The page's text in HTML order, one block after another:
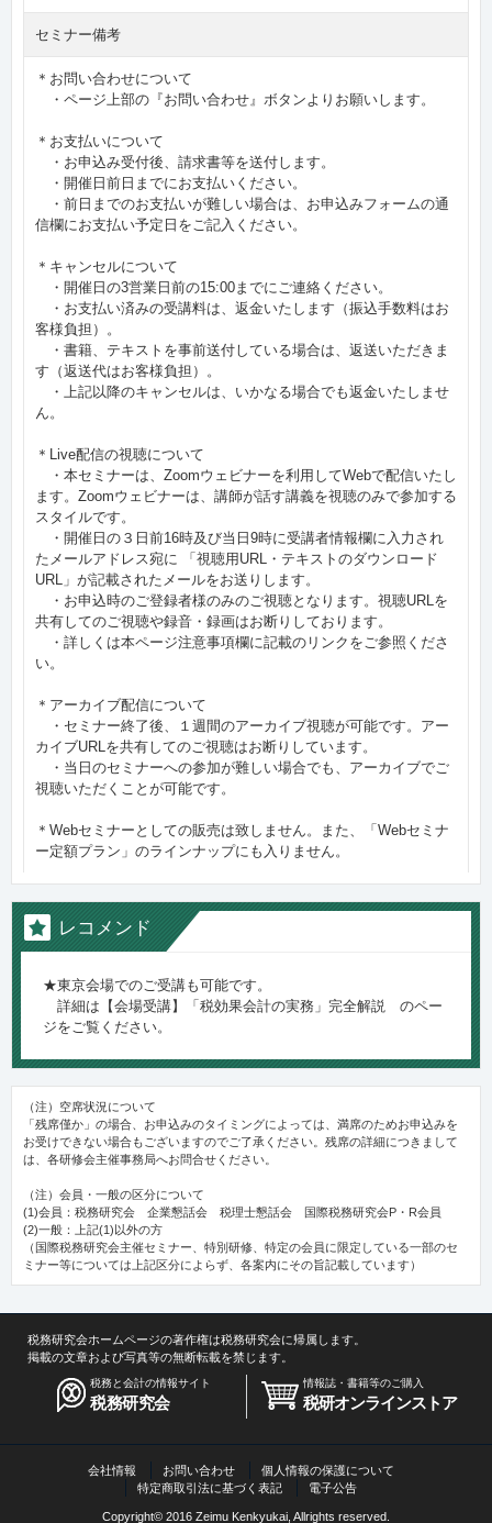
セミナー備考
＊お問い合わせについて
・ページ上部の『お問い合わせ』ボタンよりお願いします。
＊お支払いについて
・お申込み受付後、請求書等を送付します。
・開催日前日までにお支払いください。
・前日までのお支払いが難しい場合は、お申込みフォームの通
信欄にお支払い予定日をご記入ください。
＊キャンセルについて
・開催日の3営業日前の15:00までにご連絡ください。
・お支払い済みの受講料は、返金いたします（振込手数料はお
客様負担）。
・書籍、テキストを事前送付している場合は、返送いただきま
す（返送代はお客様負担）。
・上記以降のキャンセルは、いかなる場合でも返金いたしませ
ん。
＊Live配信の視聴について
・本セミナーは、Zoomウェビナーを利用してWebで配信いたし
ます。Zoomウェビナーは、講師が話す講義を視聴のみで参加する
スタイルです。
・開催日の３日前16時及び当日9時に受講者情報欄に入力され
たメールアドレス宛に 「視聴用URL・テキストのダウンロード
URL」が記載されたメールをお送りします。
・お申込時のご登録者様のみのご視聴となります。視聴URLを
共有してのご視聴や録音・録画はお断りしております。
・詳しくは本ページ注意事項欄に記載のリンクをご参照くださ
い。
＊アーカイブ配信について
・セミナー終了後、１週間のアーカイブ視聴が可能です。アー
カイブURLを共有してのご視聴はお断りしています。
・当日のセミナーへの参加が難しい場合でも、アーカイブでご
視聴いただくことが可能です。
＊Webセミナーとしての販売は致しません。また、「Webセミナ
ー定額プラン」のラインナップにも入りません。
レコメンド
★東京会場でのご受講も可能です。
詳細は【会場受講】「税効果会計の実務」完全解説 のペー
ジをご覧ください。
（注）空席状況について
「残席僅か」の場合、お申込みのタイミングによっては、満席のためお申込みを
お受けできない場合もございますのでご了承ください。残席の詳細につきまして
は、各研修会主催事務局へお問合せください。
（注）会員・一般の区分について
(1)会員：税務研究会 企業懇話会 税理士懇話会 国際税務研究会P・R会員
(2)一般：上記(1)以外の方
（国際税務研究会主催セミナー、特別研修、特定の会員に限定している一部のセ
ミナー等については上記区分によらず、各案内にその旨記載しています）
税務研究会ホームページの著作権は税務研究会に帰属します。
掲載の文章および写真等の無断転載を禁じます。
税務と会計の情報サイト
税務研究会
情報誌・書籍等のご購入
税研オンラインストア
会社情報 お問い合わせ
個人情報の保護について
特定商取引法に基づく表記
電子公告
Copyright© 2016 Zeimu Kenkyukai, Allrights reserved.